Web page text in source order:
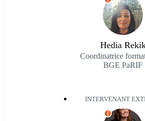
Hedia
Coordinatrice
BGE PaRIF
INTERVENANT
I